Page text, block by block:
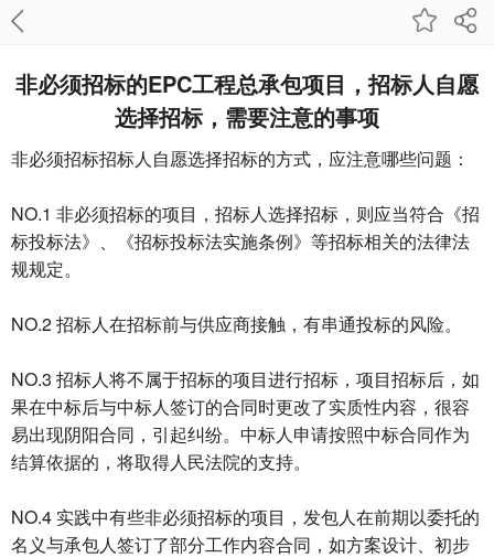
非必须招标的EPC工程总承包项目，招标人自愿
选择招标，需要注意的事项
非必须招标招标人自愿选择招标的方式，应注意哪些问题：
NO.1 非必须招标的项目，招标人选择招标，则应当符合《招
标投标法》、《招标投标法实施条例》等招标相关的法律法
规规定。
NO.2 招标人在招标前与供应商接触，有串通投标的风险。
NO.3 招标人将不属于招标的项目进行招标，项目招标后，如
果在中标后与中标人签订的合同时更改了实质性内容，很容
易出现阴阳合同，引起纠纷。中标人申请按照中标合同作为
结算依据的，将取得人民法院的支持。
NO.4 实践中有些非必须招标的项目，发包人在前期以委托的
名义与承包人签订了部分工作内容合同，如方案设计、初步